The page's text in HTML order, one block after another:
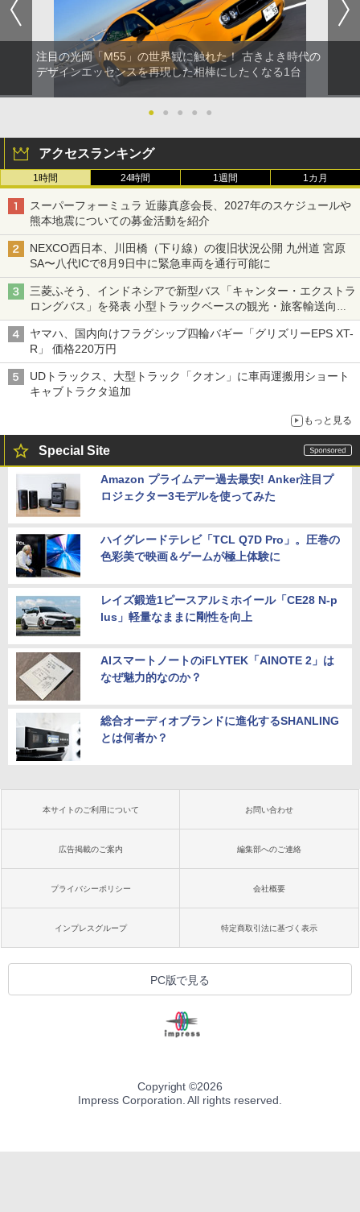
注目の光岡「M55」の世界観に触れた！ 古きよき時代の
デザインエッセンスを再現した相棒にしたくなる1台
● ● ● ● ●
アクセスランキング
1時間 24時間 1週間 1カ月
スーパーフォーミュラ 近藤真彦会長、2027年のスケジュールや
熊本地震についての募金活動を紹介
NEXCO西日本、川田橋（下り線）の復旧状況公開 九州道 宮原
SA〜八代ICで8月9日中に緊急車両を通行可能に
三菱ふそう、インドネシアで新型バス「キャンター・エクストラ
ロングバス」を発表 小型トラックベースの観光・旅客輸送向け
バス
ヤマハ、国内向けフラグシップ四輪バギー「グリズリーEPS XT-
R」 価格220万円
UDトラックス、大型トラック「クオン」に車両運搬用ショート
キャブトラクタ追加
もっと見る
Special Site
Amazon プライムデー過去最安! Anker注目プ
ロジェクター3モデルを使ってみた
ハイグレードテレビ「TCL Q7D Pro」。圧巻の
色彩美で映画＆ゲームが極上体験に
レイズ鍛造1ピースアルミホイール「CE28 N-p
lus」軽量なままに剛性を向上
AIスマートノートのiFLYTEK「AINOTE 2」は
なぜ魅力的なのか？
総合オーディオブランドに進化するSHANLING
とは何者か？
本サイトのご利用について お問い合わせ
広告掲載のご案内 編集部へのご連絡
プライバシーポリシー 会社概要
インプレスグループ 特定商取引法に基づく表示
PC版で見る
Copyright ©2026
Impress Corporation. All rights reserved.